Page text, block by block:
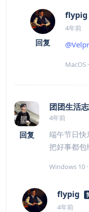
回复
flypig
4年前
MacOS
回复
团团生活志
4年前
端午节日快
把好事都包
Windows 10
flypig
4年前